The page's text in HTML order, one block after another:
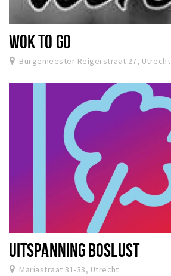
WOK TO GO
Burgemeester Reigerstraat 27, Utrecht
UITSPANNING BOSLUST
Mariastraat 31-33, Utrecht